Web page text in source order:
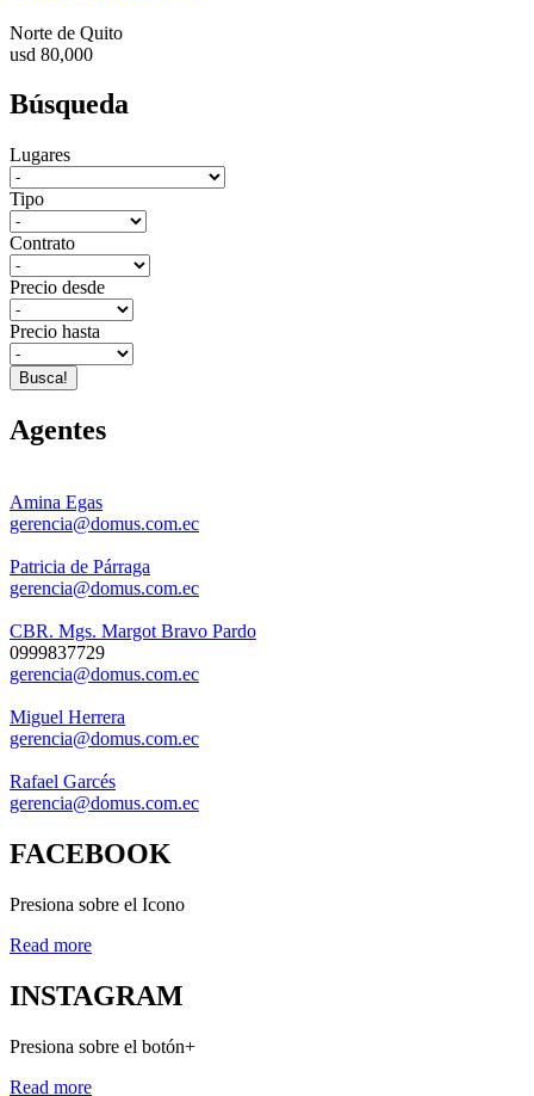
Norte de Quito
usd 80,000
Búsqueda
Lugares
Tipo
Contrato
Precio desde
Precio hasta
Busca!
Agentes
Amina Egas
gerencia@domus.com.ec
Patricia de Párraga
gerencia@domus.com.ec
CBR. Mgs. Margot Bravo Pardo
0999837729
gerencia@domus.com.ec
Miguel Herrera
gerencia@domus.com.ec
Rafael Garcés
gerencia@domus.com.ec
FACEBOOK
Presiona sobre el Icono
Read more
INSTAGRAM
Presiona sobre el botón+
Read more